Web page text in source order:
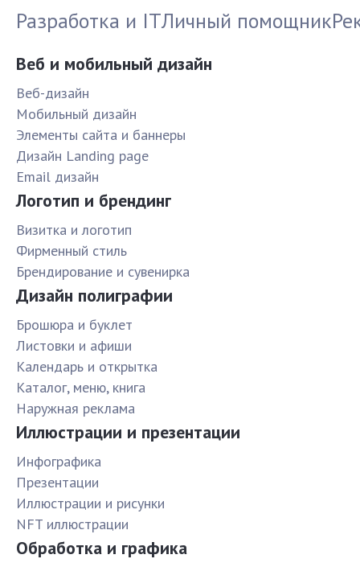
Разработка и ITЛичный помощник
Веб и мобильный дизайн
Веб-дизайн
Мобильный дизайн
Элементы сайта и баннеры
Дизайн Landing page
Email дизайн
Логотип и брендинг
Визитка и логотип
Фирменный стиль
Брендирование и сувенирка
Дизайн полиграфии
Брошюра и буклет
Листовки и афиши
Календарь и открытка
Каталог, меню, книга
Наружная реклама
Иллюстрации и презентации
Инфографика
Презентации
Иллюстрации и рисунки
NFT иллюстрации
Обработка и графика